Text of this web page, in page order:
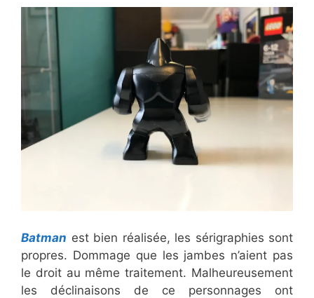
Batman est bien réalisée, les sérigraphies sont
propres. Dommage que les jambes n’aient pas
le droit au même traitement. Malheureusement
les déclinaisons de ce personnages ont